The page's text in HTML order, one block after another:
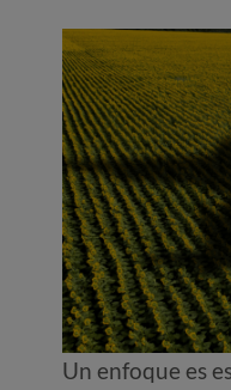
Un enfoque es